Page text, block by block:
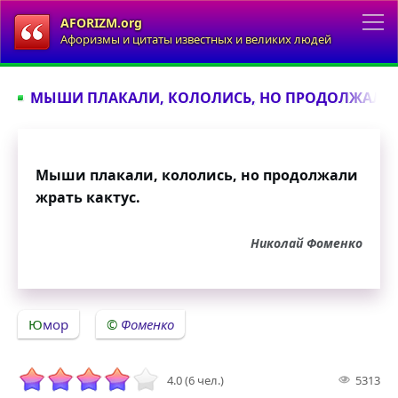
AFORIZM.org
Афоризмы и цитаты известных и великих людей
МЫШИ ПЛАКАЛИ, КОЛОЛИСЬ, НО ПРОДОЛЖАЛИ
Мыши плакали, кололись, но продолжали
жрать кактус.
Николай Фоменко
Юмор Фоменко
4.0 (6 чел.) 5313